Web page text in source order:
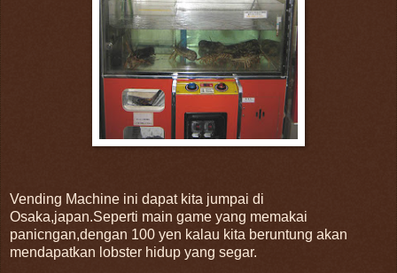
Vending Machine ini dapat kita jumpai di
Osaka,japan.Seperti main game yang memakai
panicngan,dengan 100 yen kalau kita beruntung akan
mendapatkan lobster hidup yang segar.